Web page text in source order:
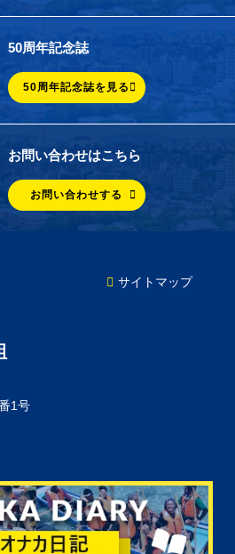
50周年記念誌
50周年記念誌を見る
お問い合わせはこちら
お問い合わせする
1号
サイトマップ